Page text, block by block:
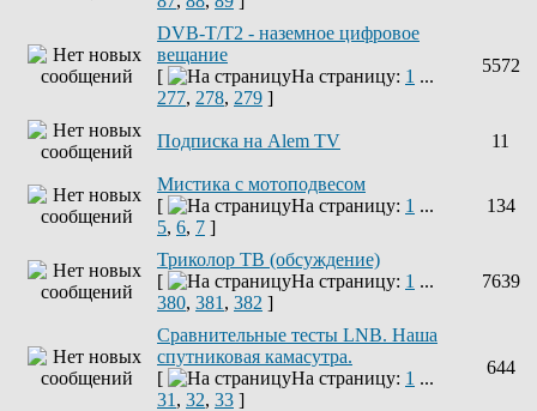
DVB-T/T2 - наземное цифровое
вещание
[
На страницу: 1 ...
277, 278, 279 ]
5572
Подписка на Alem TV 11
Мистика с мотоподвесом
[
На страницу: 1 ...
5, 6, 7 ]
134
Триколор ТВ (обсуждение)
[
На страницу: 1 ...
380, 381 , 382 ]
7639
Сравнительные тесты LNB. Наша
спутниковая камасутра.
[
На страницу: 1 ...
31 , 32, 33 ]
644